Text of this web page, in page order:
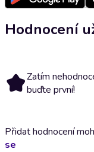
Hodnocení
Zatím
buďte první!
Přidat hodnocení
se